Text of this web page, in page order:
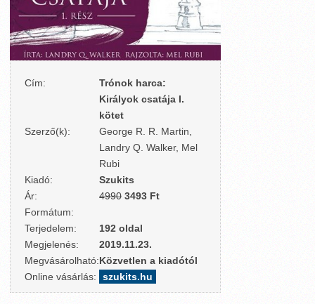
Cím:
Trónok harca:
Királyok csatája I.
kötet
Szerző(k):
George R. R. Martin,
Landry Q. Walker, Mel
Rubi
Kiadó:
Szukits
Ár:
4990 3493 Ft
Formátum:
Terjedelem:
192 oldal
Megjelenés:
2019.11.23.
Megvásárolható:Közvetlen a kiadótól
Online vásárlás:
szukits.hu